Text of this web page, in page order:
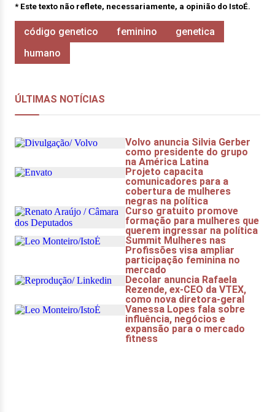
* Este texto não reflete, necessariamente, a opinião do IstoÉ.
código genetico feminino
genetica
humano